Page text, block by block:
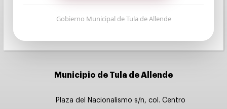
Municipio de Tula de Allende
Plaza del Nacionalismo s/n, col. Centro
Gobierno Municipal de Tula de Allende